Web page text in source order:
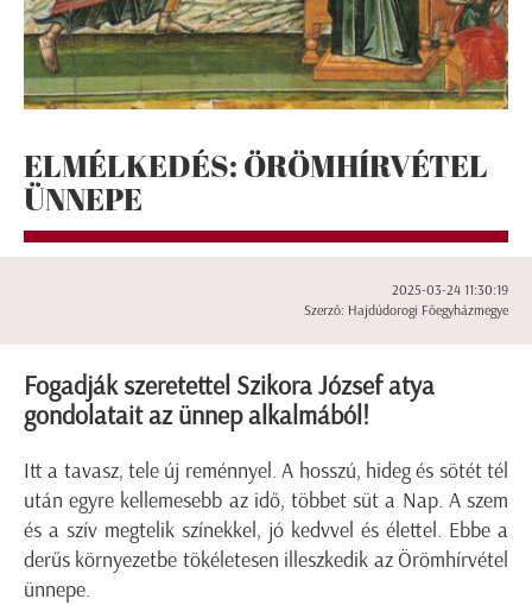
ELMÉLKEDÉS: ÖRÖMHÍRVÉTEL
ÜNNEPE
2025-03-24 11:30:19
Szerző: Hajdúdorogi Főegyházmegye
Fogadják szeretettel Szikora József atya
gondolatait az ünnep alkalmából!
Itt a tavasz, tele új reménnyel. A hosszú, hideg és sötét tél
után egyre kellemesebb az idő, többet süt a Nap. A szem
és a szív megtelik színekkel, jó kedvvel és élettel. Ebbe a
derűs környezetbe tökéletesen illeszkedik az Örömhírvétel
ünnepe.